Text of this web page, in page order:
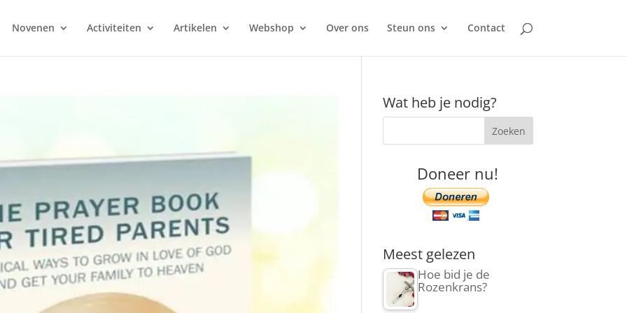
Novenen Activiteiten Artikelen Webshop Over ons Steun ons Contact
Wat heb je nodig?
Doneer nu!
Meest gelezen
Hoe bid je de
Rozenkrans?